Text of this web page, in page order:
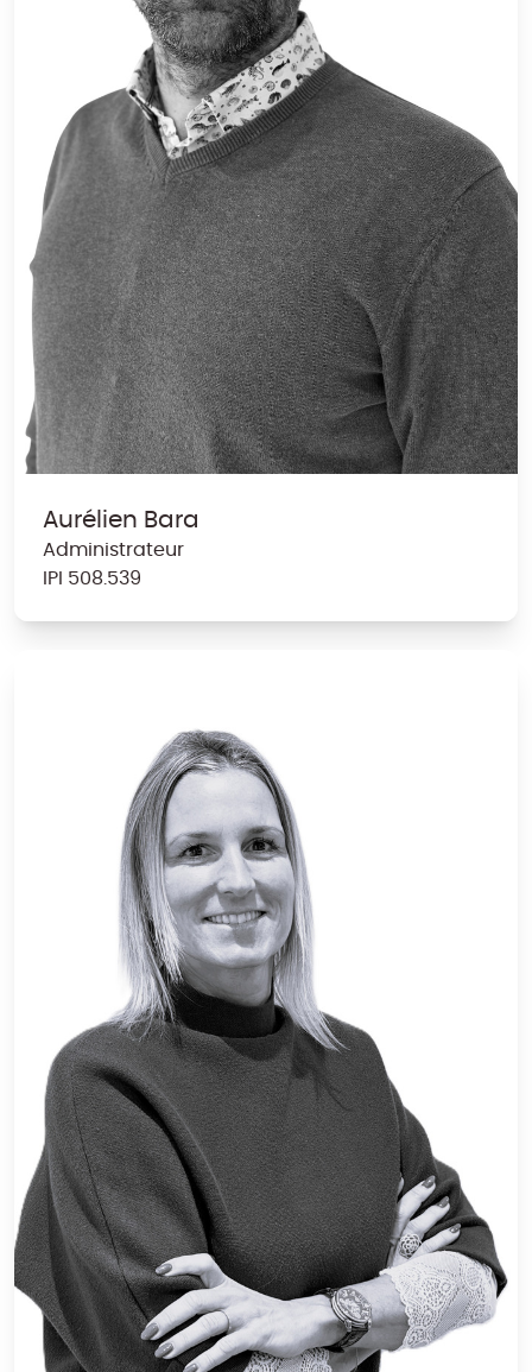
Aurélien Bara
Administrateur
IPI 508 539